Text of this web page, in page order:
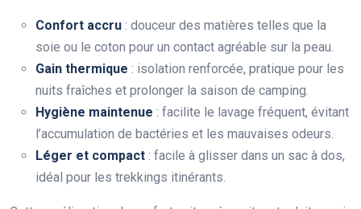
Confort accru : douceur des matières telles que la
soie ou le coton pour un contact agréable sur la peau.
Gain thermique : isolation renforcée, pratique pour les
nuits fraîches et prolonger la saison de camping.
Hygiène maintenue : facilite le lavage fréquent, évitant
l’accumulation de bactéries et les mauvaises odeurs.
Léger et compact : facile à glisser dans un sac à dos,
idéal pour les trekkings itinérants.